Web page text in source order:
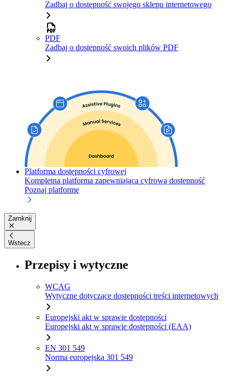
Zadbaj o dostępność swojego sklepu internetowego
PDF
Zadbaj o dostępność swoich plików PDF
Platforma dostępności cyfrowej
Kompletna platforma zapewniająca cyfrową dostępność
Poznaj platformę
Zamknij
Wstecz
Przepisy i wytyczne
WCAG
Wytyczne dotyczące dostępności treści internetowych
Europejski akt w sprawie dostępności
Europejski akt w sprawie dostępności (EAA)
EN 301 549
Norma europejska 301 549